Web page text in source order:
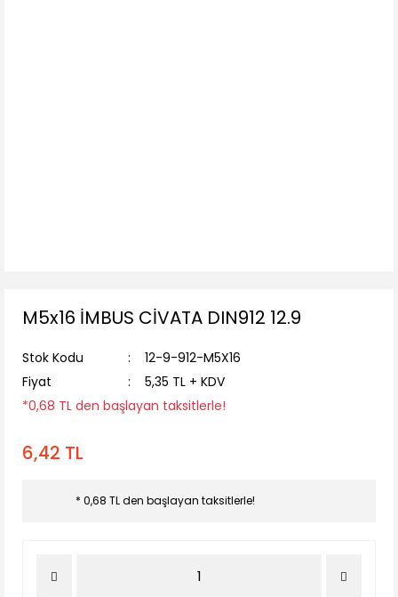
M5x16 İMBUS CİVATA DIN912 12.9
Stok Kodu
12-9-912-M5X16
Fiyat
5,35 TL + KDV
*0,68 TL den başlayan taksitlerle!
6,42 TL
* 0,68 TL den başlayan taksitlerle!